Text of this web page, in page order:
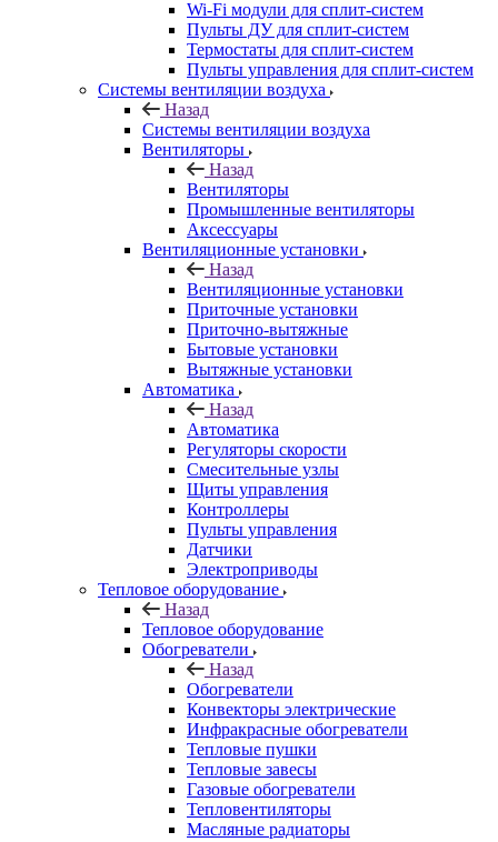
Wi-Fi модули для сплит-систем
Пульты ДУ для сплит-систем
Термостаты для сплит-систем
Пульты управления для сплит-систем
Системы вентиляции воздуха
Назад
Системы вентиляции воздуха
Вентиляторы
Назад
Вентиляторы
Промышленные вентиляторы
Аксессуары
Вентиляционные установки
Назад
Вентиляционные установки
Приточные установки
Приточно-вытяжные
Бытовые установки
Вытяжные установки
Автоматика
Назад
Автоматика
Регуляторы скорости
Смесительные узлы
Щиты управления
Контроллеры
Пульты управления
Датчики
Электроприводы
Тепловое оборудование
Назад
Тепловое оборудование
Обогреватели
Назад
Обогреватели
Конвекторы электрические
Инфракрасные обогреватели
Тепловые пушки
Тепловые завесы
Газовые обогреватели
Тепловентиляторы
Масляные радиаторы